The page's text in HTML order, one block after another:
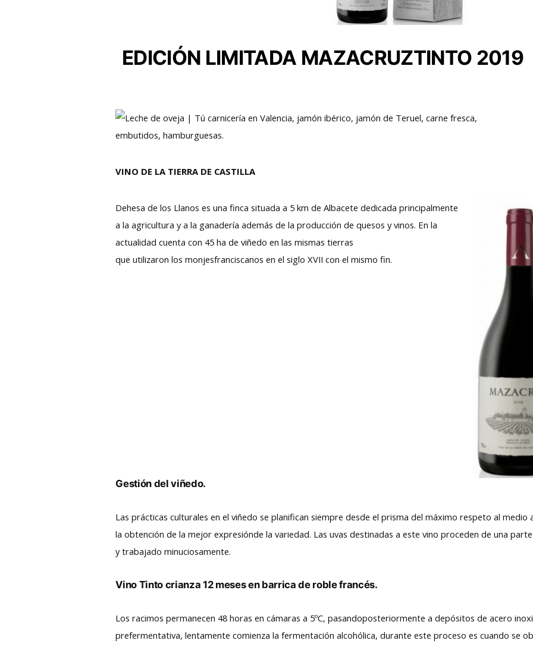
EDICIÓN LIMITADA MAZACRUZTINTO 2019
VINO DE LA TIERRA DE CASTILLA
Dehesa de los Llanos es una finca situada a 5 km de Albacete dedicada principalmente
a la agricultura y a la ganadería además de la producción de quesos y vinos. En la
actualidad cuenta con 45 ha de viñedo en las mismas tierras
que utilizaron los monjesfranciscanos en el siglo XVII con el mismo fin.
Gestión del viñedo.
Las prácticas culturales en el viñedo se planifican siempre desde el prisma del máximo respeto al medio
la obtención de la mejor expresiónde la variedad. Las uvas destinadas a este vino proceden de una
y trabajado minuciosamente.
Vino Tinto crianza 12 meses en barrica de roble francés.
Los racimos permanecen 48 horas en cámaras a 5ºC, pasandoposteriormente a depósitos de acero
prefermentativa, lentamente comienza la fermentación alcohólica, durante este proceso es cuando se